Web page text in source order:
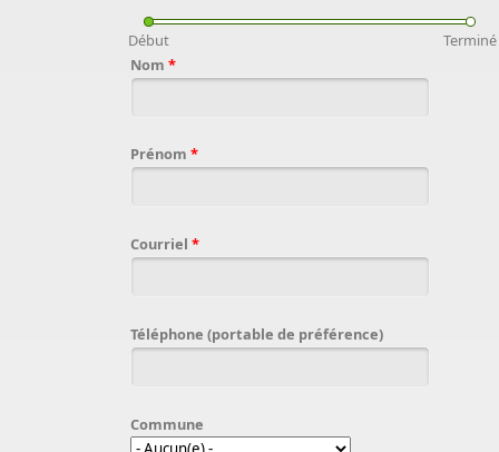
Début
Terminé
Nom *
Prénom *
Courriel *
Téléphone (portable de préférence)
Commune